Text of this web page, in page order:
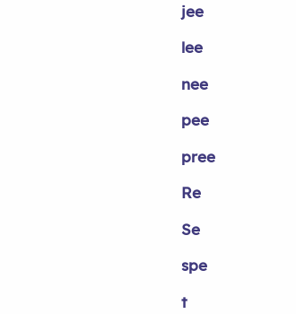
jee
lee
nee
pee
pree
Re
Se
spe
t